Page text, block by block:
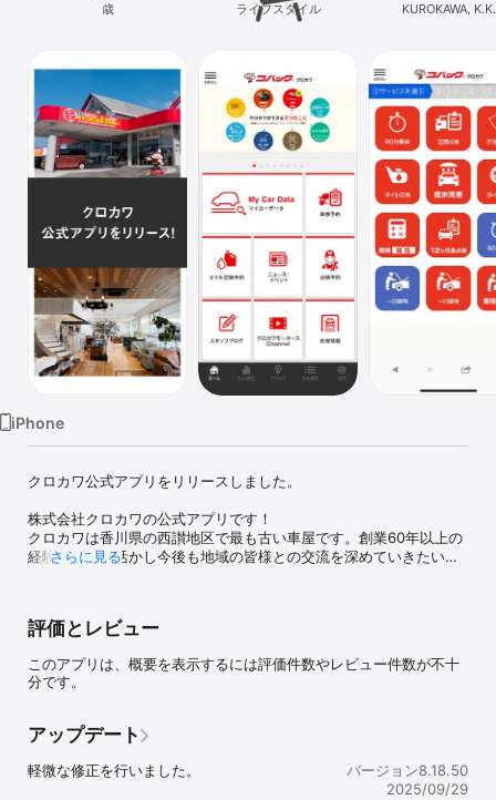
Vision
Watch
歳 ライフスタイル KUROKAWA, K.K.
iPhone
クロカワ公式アプリをリリースしました。
株式会社クロカワの公式アプリです！
クロカワは香川県の西讃地区で最も古い車屋です。創業60年以上の
経験と実績を活かし今後も地域の皆様との交流を深めていきたいと
お客様が日々安心して運転していただけるように、アフターサポー
相談してください！
・店舗からのお知らせ
店舗のイベント情報や、お役立ち情報などを定期配信いたします。
快適なカーライフのためにご覧ください！
さらに見る
評価とレビュー
このアプリは、概要を表示するには評価件数やレビュー件数が不十
分です。
アップデート
軽微な修正を行いました。
バージョン8.18.50
2025/09/29